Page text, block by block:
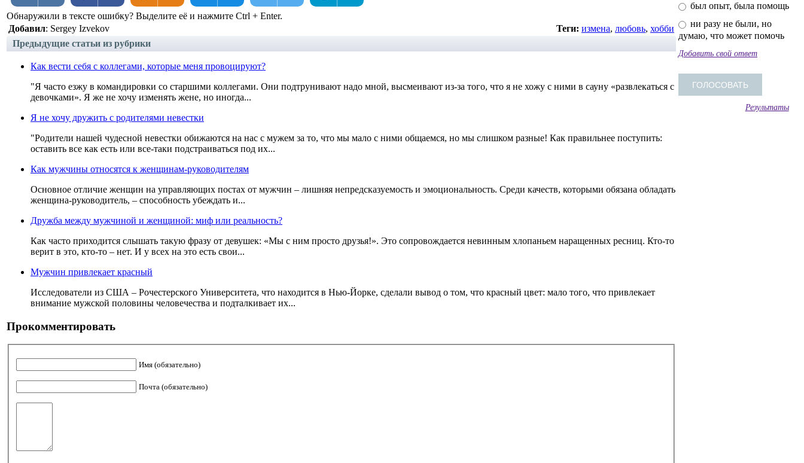
Обнаружили в тексте ошибку? Выделите её и нажмите Ctrl + Enter.
Добавил: Sergey Izvekov Теги: измена, любовь, хобби
Предыдущие статьи из рубрики
Как вести себя с коллегами, которые меня провоцируют?
"Я часто езжу в командировки со старшими коллегами. Они подтрунивают надо мной, высмеивают из-за того, что я не хожу с ними в сауну «развлекаться с
девочками». Я же не хочу изменять жене, но иногда...
Я не хочу дружить с родителями невестки
"Родители нашей чудесной невестки обижаются на нас с мужем за то, что мы мало с ними общаемся, но мы слишком разные! Как правильнее поступить:
оставить все как есть или все-таки подстраиваться под их...
Как мужчины относятся к женщинам-руководителям
Основное отличие женщин на управляющих постах от мужчин – лишняя непредсказуемость и эмоциональность. Среди качеств, которыми обязана обладать
женщина-руководитель, – способность убеждать и...
Дружба между мужчиной и женщиной: миф или реальность?
Как часто приходится слышать такую фразу от девушек: «Мы с ним просто друзья!». Это сопровождается невинным хлопаньем наращенных ресниц. Кто-то
верит в это, кто-то – нет. И у всех на это есть свои...
Мужчин привлекает красный
Исследователи из США – Рочестерского Университета, что находится в Нью-Йорке, сделали вывод о том, что красный цвет: мало того, что привлекает
внимание мужской половины человечества и подталкивает их...
Прокомментировать
Имя (обязательно)
Почта (обязательно)
был опыт, была помощь
ни разу не были, но
думаю, что может помочь
Добавить свой ответ
Результаты